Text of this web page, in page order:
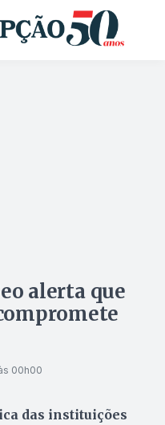
alerta que
00h00
das instituições